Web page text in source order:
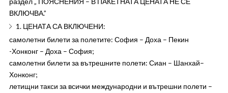
ВКЛЮЧВА.”
1. ЦЕНАТА СА ВКЛЮЧЕНИ:
самолетни билети за полетите: София – Доха – Пекин
-Хонконг – Доха – София;
самолетни билети за вътрешните полети: Сиан – Шанхай–
Хонконг;
летищни такси за всички международни и вътрешни полети –